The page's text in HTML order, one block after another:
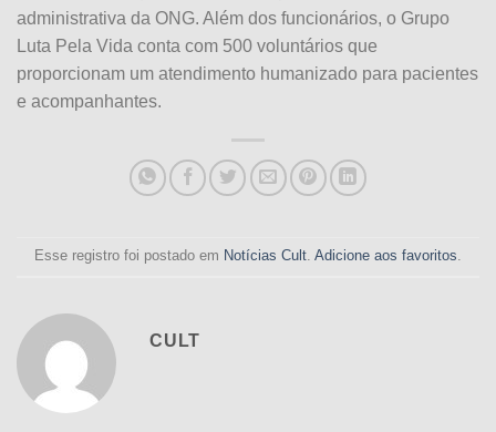
administrativa da ONG. Além dos funcionários, o Grupo
Luta Pela Vida conta com 500 voluntários que
proporcionam um atendimento humanizado para pacientes
e acompanhantes.
Esse registro foi postado em Notícias Cult. Adicione aos favoritos.
CULT